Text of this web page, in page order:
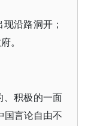
沿路洞开；
。
、积极的一面
国言论自由不